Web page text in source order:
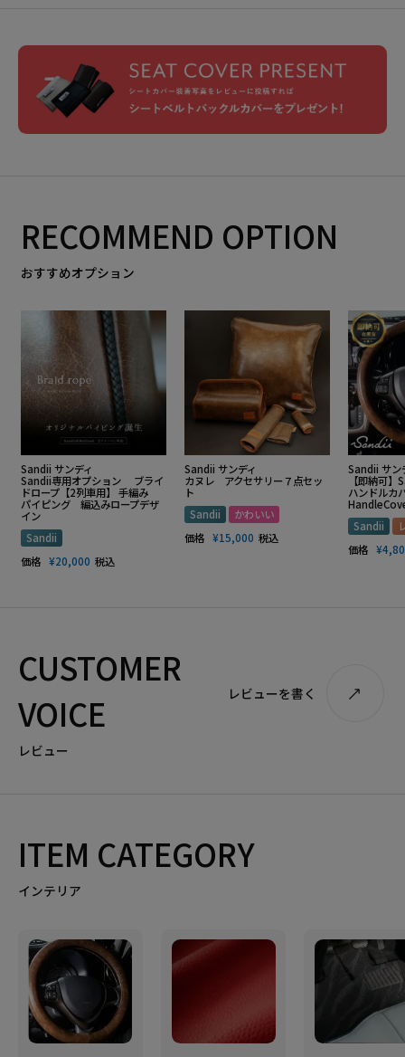
RECOMMEND OPTION
おすすめオプション
Sandii サンディ
Sandii専用オプション ブライ
ドロープ【2列車用】 手編み
パイピング 編込みロープデザ
イン
Sandii
価格 ¥20,000 税込
Sandii サンディ
カヌレ アクセサリー７点セッ
ト
Sandii
かわいい
価格 ¥15,000 税込
Sandii サン
【即納可
ハンドルカ
Sandii
価格 ¥
CUSTOMER
VOICE
レビュー
レビューを書く
ITEM CATEGORY
インテリア